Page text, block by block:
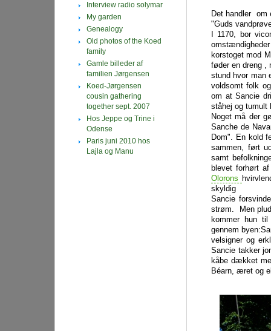
Interview radio solymar
My garden
Genealogy
Old photos of the Koed
family
Gamle billeder af
familien Jørgensen
Koed-Jørgensen
cousin gathering
together sept. 2007
Hos Jeppe og Trine i
Odense
Paris juni 2010 hos
Lajla og Manu
Det handler om
"Guds
I 1170, bor
korstoget mod
føder en dreng ,
stund hvor man
voldsomt folk
om at Sancie
ståhej og tumult
Noget må der
Sanche de
Dom". En kold
sammen, ført
samt
blevet forhørt
Olorons
skyldig
Sancie
strøm. Men
kommer hun
gennem
velsigner og
Sancie takker
kåbe dækket
Béarn, æret og